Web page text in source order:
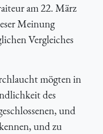
am 22. März
Meinung
Vergleiches
mögten in
des
und
und zu